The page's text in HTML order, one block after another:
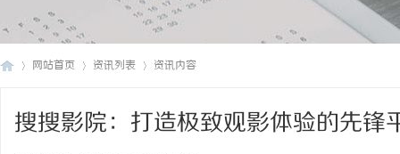
网站首页 资讯列表 资讯内容
搜搜影院：打造极致观影体验的先锋